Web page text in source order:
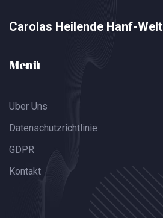
Carolas Heilende Hanf-Welt
Menü
Über Uns
Datenschutzrichtlinie
GDPR
Kontakt